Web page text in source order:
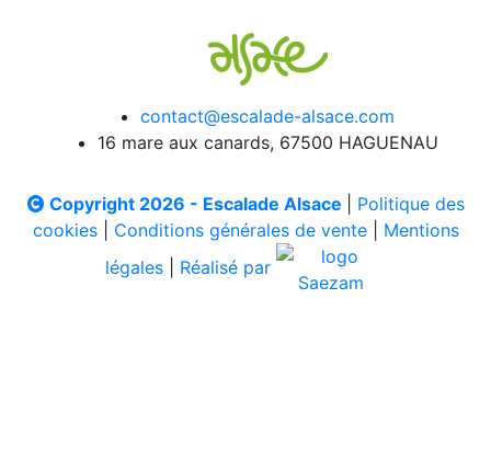
contact@escalade-alsace.com
16 mare aux canards, 67500 HAGUENAU
Copyright 2026 - Escalade Alsace
Politique des
cookies| Conditions générales de vente| Mentions
légales
Réalisé par